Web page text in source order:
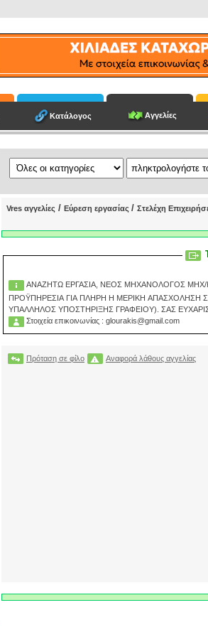
Κατάλογος Αγγελίες
Vres αγγελίες / Εύρεση εργασίας / Στελέχη
ΑΝΑΖΗΤΩ ΕΡΓΑΣΙΑ, ΝΕΟΣ ΜΗΧΑΝΟΛΟΓΟΣ ΜΗΧ/
ΠΡΟΫΠΗΡΕΣΙΑ ΓΙΑ ΠΛΗΡΗ Η ΜΕΡΙΚΗ ΑΠΑΣΧΟΛΗΣΗ
ΥΠΑΛΛΗΛΟΣ
Στοιχεία επικοινωνίας : glourakis@gmail.com
Πρόταση σε φίλο Αναφορά λάθους αγγελίας